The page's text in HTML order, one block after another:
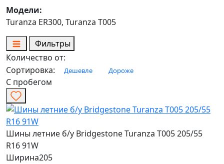
Модели:
Turanza ER300, Turanza T005
Фильтры
Количество от:
Сортировка:
Дешевле Дороже
С пробегом
Шины летние б/у Bridgestone Turanza T005 205/55
R16 91W
Ширина205